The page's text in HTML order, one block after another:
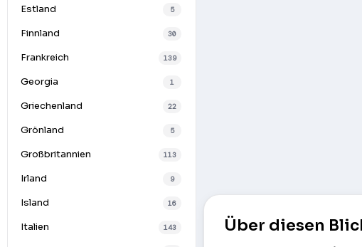
Estland 5
Finnland 30
Frankreich 139
Georgia 1
Griechenland 22
Grönland 5
Großbritannien 113
Irland 9
Island 16
Italien 143 Über diesen